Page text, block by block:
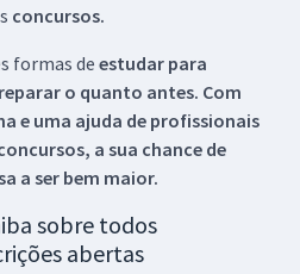
concursos.
formas de estudar para
o quanto antes. Com
e uma ajuda de profissionais
a sua chance de
a ser bem maior.
sobre todos
abertas